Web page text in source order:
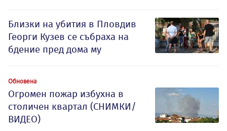
Близки на убития в Пловдив
Георги Кузев се събраха на
бдение пред дома му
Обновена
Огромен пожар избухна в
столичен квартал (СНИМКИ/
ВИДЕО)